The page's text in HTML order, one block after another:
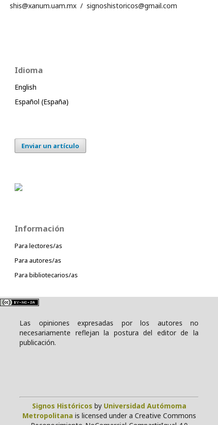
shis@xanum.uam.mx / signoshistoricos@gmail.com
Idioma
English
Español (España)
Enviar un artículo
Información
Para lectores/as
Para autores/as
Para bibliotecarios/as
Las opiniones expresadas por los autores no
necesariamente reflejan la postura del editor de la
publicación.
Signos Históricos by Universidad Autómoma
Metropolitana is licensed under a Creative Commons